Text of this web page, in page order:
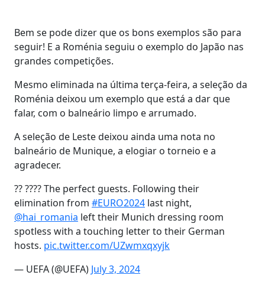
Bem se pode dizer que os bons exemplos são para
seguir! E a Roménia seguiu o exemplo do Japão nas
grandes competições.
Mesmo eliminada na última terça-feira, a seleção da
Roménia deixou um exemplo que está a dar que
falar, com o balneário limpo e arrumado.
A seleção de Leste deixou ainda uma nota no
balneário de Munique, a elogiar o torneio e a
agradecer.
?? ???? The perfect guests. Following their
elimination from #EURO2024 last night,
@hai_romania left their Munich dressing room
spotless with a touching letter to their German
hosts. pic.twitter.com/UZwmxqxyjk
— UEFA (@UEFA) July 3, 2024